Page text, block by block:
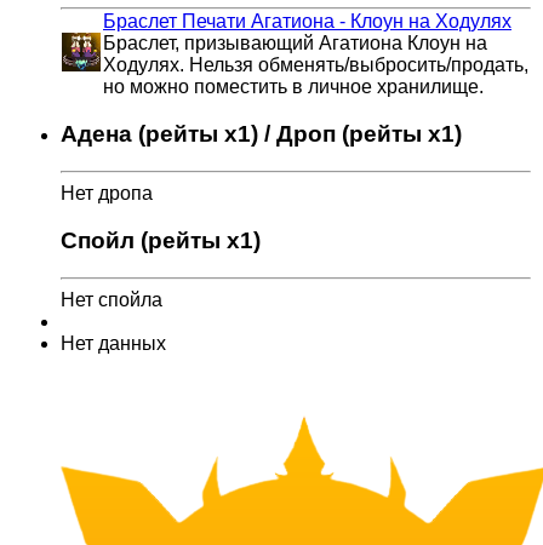
Браслет Печати Агатиона - Клоун на Ходулях
Браслет, призывающий Агатиона Клоун на
Ходулях. Нельзя обменять/выбросить/продать,
но можно поместить в личное хранилище.
Адена (рейты x1) / Дроп (рейты x1)
Нет дропа
Спойл (рейты x1)
Нет спойла
Нет данных